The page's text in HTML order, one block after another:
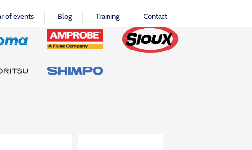
of events Blog Training Contact